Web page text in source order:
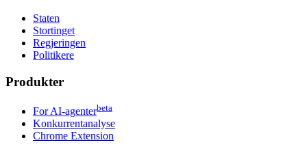
Staten
Stortinget
Regjeringen
Politikere
Produkter
For AI-agenterbeta
Konkurrentanalyse
Chrome Extension